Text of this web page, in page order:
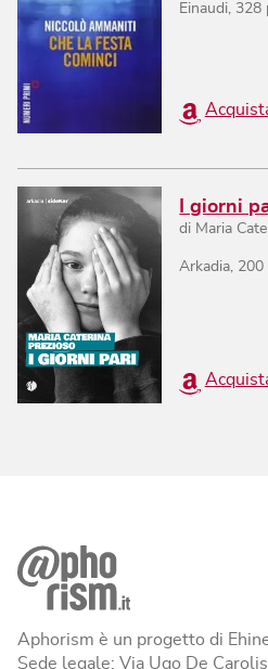
Einaudi, 328
I giorni
di Maria
Arkadia 200
Aphorism è un progetto di
Sede legale: Via Ugo De